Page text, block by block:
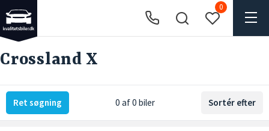
0
Crossland X
Ret søgning 0 af 0 biler Sortér efter